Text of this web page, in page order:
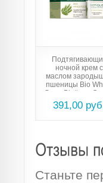
ночной крем с
маслом
пшеницы Bio
Germ Biotique
391,00
Станьте